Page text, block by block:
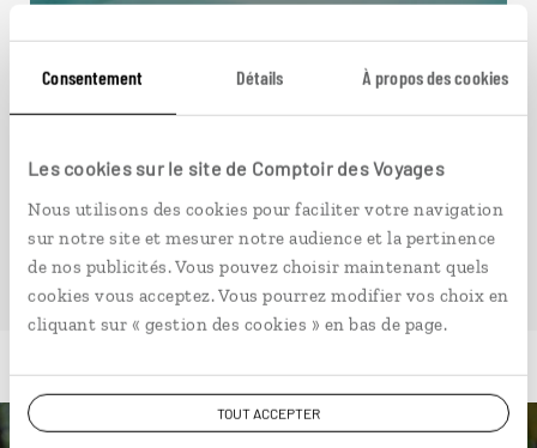
Consentement Détails À propos des cookies
Les cookies sur le site de Comptoir des Voyages
Nous utilisons des cookies pour faciliter votre navigation
sur notre site et mesurer notre audience et la pertinence
de nos publicités. Vous pouvez choisir maintenant quels
cookies vous acceptez. Vous pourrez modifier vos choix en
cliquant sur « gestion des cookies » en bas de page.
TOUT ACCEPTER
à partir de 4800€
VOIR NOS 9 IDÉES DE VOYAGE EN AUSTRALIE